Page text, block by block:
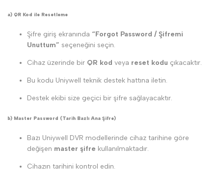
a) QR Kod ile Resetleme
Şifre giriş ekranında “Forgot Password / Şifremi
Unuttum” seçeneğini seçin.
Cihaz üzerinde bir QR kod veya reset kodu çıkacaktır.
Bu kodu Uniywell teknik destek hattına iletin.
Destek ekibi size geçici bir şifre sağlayacaktır.
b) Master Password (Tarih Bazlı Ana Şifre)
Bazı Uniywell DVR modellerinde cihaz tarihine göre
değişen master şifre kullanılmaktadır.
Cihazın tarihini kontrol edin.